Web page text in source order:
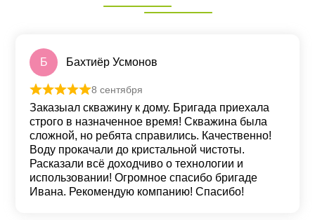
Б Бахтиёр Усмонов
Оценка 5из 5
8 сентября
Заказыал скважину к дому. Бригада приехала
строго в назначенное время! Скважина была
сложной, но ребята справились. Качественно!
Воду прокачали до кристальной чистоты.
Расказали всё доходчиво о технологии и
использовании! Огромное спасибо бригаде
Ивана. Рекомендую компанию! Спасибо!